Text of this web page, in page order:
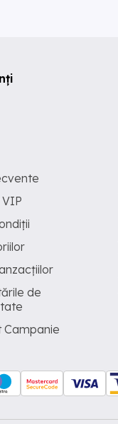
de
Campanie